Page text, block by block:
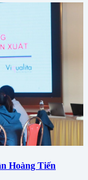
Hoàng Tiến